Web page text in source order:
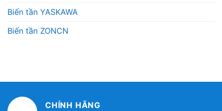
Biến tần YASKAWA
Biến tần ZONCN
CHÍNH HÃNG